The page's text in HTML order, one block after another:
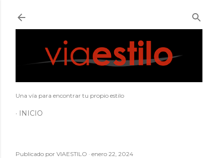
Una vía para encontrar tu propio estilo
INICIO
Publicado por VIAESTILO enero 22, 2024